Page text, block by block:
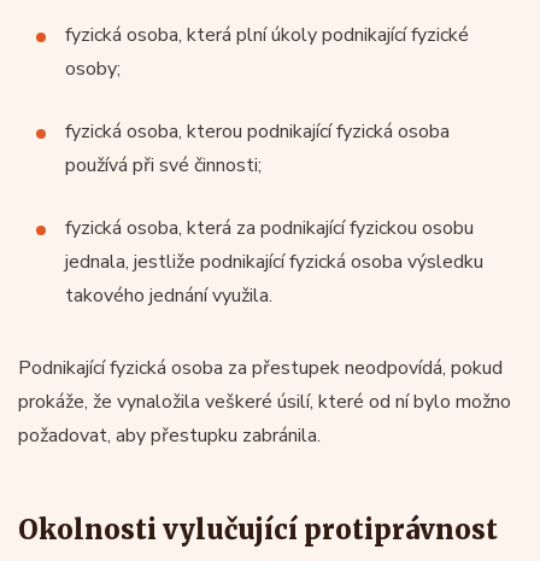
fyzická osoba, která plní úkoly podnikající fyzické
osoby;
fyzická osoba, kterou podnikající fyzická osoba
používá při své činnosti;
fyzická osoba, která za podnikající fyzickou osobu
jednala, jestliže podnikající fyzická osoba výsledku
takového jednání využila.
Podnikající fyzická osoba za přestupek neodpovídá, pokud
prokáže, že vynaložila veškeré úsilí, které od ní bylo možno
požadovat, aby přestupku zabránila.
Okolnosti vylučující protiprávnost